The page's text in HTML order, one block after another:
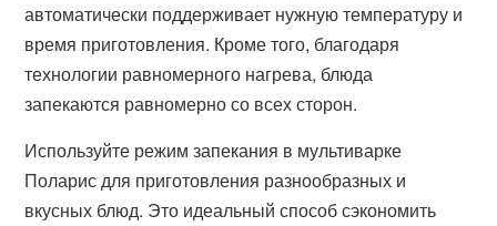
автоматически поддерживает нужную температуру и
время приготовления. Кроме того, благодаря
технологии равномерного нагрева, блюда
запекаются равномерно со всех сторон.
Используйте режим запекания в мультиварке
Поларис для приготовления разнообразных и
вкусных блюд. Это идеальный способ сэкономить